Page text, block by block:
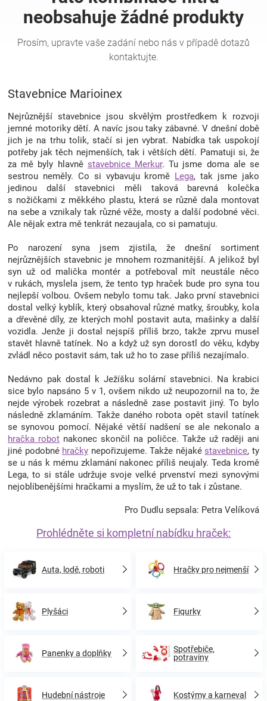
zábava
pro
děti
Těhotenské
oblečení
Novinky
Značky
Blog
Hračkářství
Přihlášení
Stavebnice Marioinex
Nejrůznější stavebnice jsou skvělým prostředkem k rozvoji
jemné motoriky dětí. A navíc jsou taky zábavné. V dnešní době
jich je na trhu tolik, stačí si jen vybrat. Nabídka tak uspokojí
potřeby jak těch nejmenších, tak i větších dětí. Pamatuji si, že
za mě byly hlavně stavebnice Merkur. Tu jsme doma ale se
sestrou neměly. Co si vybavuju kromě Lega, tak jsme jako
jedinou další stavebnici měli taková barevná kolečka
s nožičkami z měkkého plastu, která se různě dala montovat
na sebe a vznikaly tak různé věže, mosty a další podobné věci.
Ale nějak extra mě tenkrát nezaujala, co si pamatuju.
Po narození syna jsem zjistila, že dnešní sortiment
nejrůznějších stavebnic je mnohem rozmanitější. A jelikož byl
syn už od malička montér a potřeboval mít neustále něco
v rukách, myslela jsem, že tento typ hraček bude pro syna tou
nejlepší volbou. Ovšem nebylo tomu tak. Jako první stavebnici
dostal velký kyblík, který obsahoval různé matky, šroubky, kola
a dřevěné díly, ze kterých mohl postavit auta, mašinky a další
vozidla. Jenže ji dostal nejspíš příliš brzo, takže zprvu musel
stavět hlavně tatínek. No a když už syn dorostl do věku, kdyby
zvládl něco postavit sám, tak už ho to zase příliš nezajímalo.
Nedávno pak dostal k Ježíšku solární stavebnici. Na krabici
sice bylo napsáno 5 v 1, ovšem nikdo už neupozornil na to, že
nejde výrobek rozebrat a následně zase postavit jiný. To bylo
následně zklamáním. Takže daného robota opět stavil tatínek
se synovou pomocí. Nějaké větší nadšení se ale nekonalo a
hračka robot nakonec skončil na poličce. Takže už raději ani
jiné podobné hračky nepořizujeme. Takže nějakéstavebnice, ty
se u nás k mému zklamání nakonec příliš neujaly. Teda kromě
Lega, to si stále udržuje svoje velké prvenství mezi synovými
nejoblíbenějšími hračkami a myslím, že už to tak i zůstane.
Pro Dudlu sepsala: Petra Velíková
Prohlédněte si kompletní nabídku hraček:
Auta, lodě, roboti Hračky pro nejmenší
Plyšáci Figurky
Panenky a doplňky
Spotřebiče,
potraviny
Hudební nástroje Kostýmy a karneval